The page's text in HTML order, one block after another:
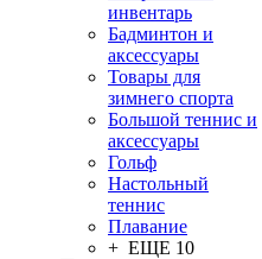
инвентарь
Бадминтон и
аксессуары
Товары для
зимнего спорта
Большой теннис и
аксессуары
Гольф
Настольный
теннис
Плавание
+ ЕЩЕ 10